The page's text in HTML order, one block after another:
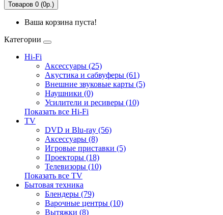
Товаров 0 (0р.)
Ваша корзина пуста!
Категории
Hi-Fi
Аксессуары (25)
Акустика и сабвуферы (61)
Внешние звуковые карты (5)
Наушники (0)
Усилители и ресиверы (10)
Показать все Hi-Fi
TV
DVD и Blu-ray (56)
Аксессуары (8)
Игровые приставки (5)
Проекторы (18)
Телевизоры (10)
Показать все TV
Бытовая техника
Блендеры (79)
Варочные центры (10)
Вытяжки (8)